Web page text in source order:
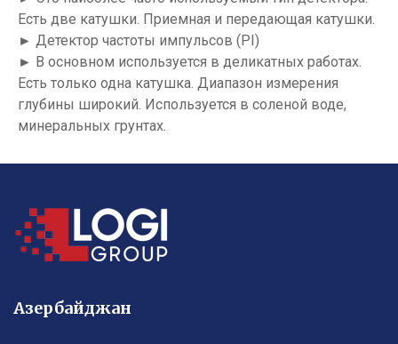
Есть две катушки. Приемная и передающая катушки.
► Детектор частоты импульсов (PI)
► В основном используется в деликатных работах.
Есть только одна катушка. Диапазон измерения
глубины широкий. Используется в соленой воде,
минеральных грунтах.
Азербайджан